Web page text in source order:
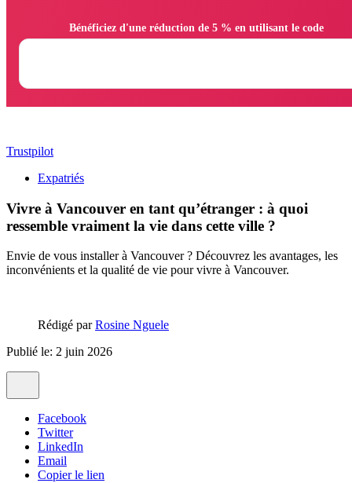
Trustpilot
Expatriés
Vivre à Vancouver en tant qu’étranger : à quoi
ressemble vraiment la vie dans cette ville ?
Envie de vous installer à Vancouver ? Découvrez les avantages, les
inconvénients et la qualité de vie pour vivre à Vancouver.
Rédigé parRosine Nguele
Publié le: 2 juin 2026
Facebook
Twitter
LinkedIn
Email
Copier le lien